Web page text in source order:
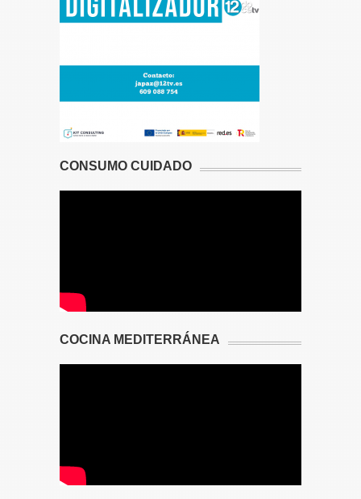
CONSUMO CUIDADO
COCINA MEDITERRÁNEA